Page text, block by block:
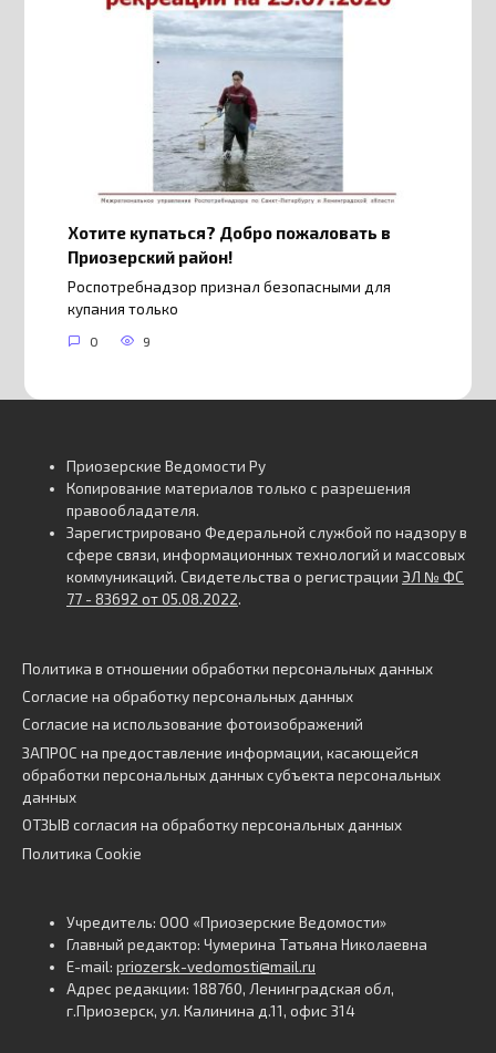
Хотите купаться? Добро пожаловать в
Приозерский район!
Роспотребнадзор признал безопасными для
купания только
0 9
Приозерские Ведомости Ру
Копирование материалов только с разрешения
правообладателя.
Зарегистрировано Федеральной службой по надзору в
сфере связи, информационных технологий и массовых
коммуникаций. Свидетельства о регистрации ЭЛ № ФС
77 - 83692 от 05.08.2022.
Политика в отношении обработки персональных данных
Согласие на обработку персональных данных
Согласие на использование фотоизображений
ЗАПРОС на предоставление информации, касающейся
обработки персональных данных субъекта персональных
данных
ОТЗЫВ согласия на обработку персональных данных
Политика Cookie
Учредитель: ООО «Приозерские Ведомости»
Главный редактор: Чумерина Татьяна Николаевна
E-mail: priozersk-vedomosti@mail.ru
Адрес редакции: 188760, Ленинградская обл,
г.Приозерск, ул. Калинина д.11, офис 314